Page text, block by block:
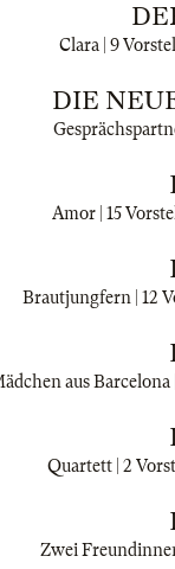
Clara | 9
DIE
Amor | 15
Brautjungfern | 12
aus Barcelona
Quartett | 2
Zwei